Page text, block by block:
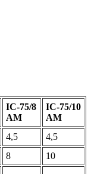
IC-75/8
AM
IC-75/10
AM
4,5
4,5
8
10